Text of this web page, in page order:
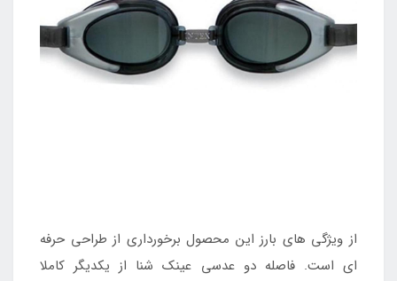
از ویژگی های بارز این محصول برخورداری از طراحی حرفه
ای است. فاصله دو عدسی عینک شنا از یکدیگر کاملا